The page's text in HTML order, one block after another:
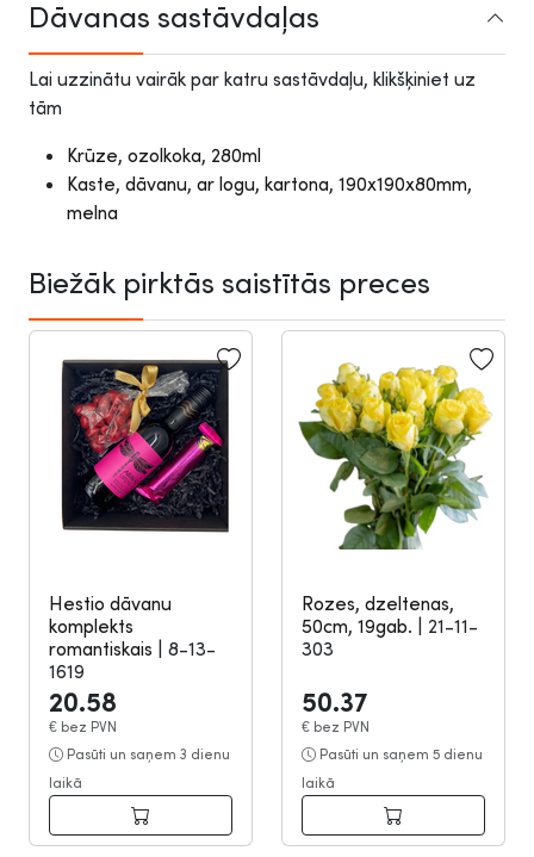
Dāvanas sastāvdaļas
Lai uzzinātu vairāk par katru sastāvdaļu, klikšķiniet uz
tām
Krūze, ozolkoka, 280ml
Kaste, dāvanu, ar logu, kartona, 190x190x80mm,
melna
Biežāk pirktās saistītās preces
Hestio dāvanu
komplekts
romantiskais
8-13-
1619
20.58
€ bez PVN
Pasūti un saņem 3 dienu
laikā
Rozes, dzeltenas,
50cm, 19gab.
21-11-
303
50.37
€ bez PVN
Pasūti un saņem 5 dienu
laikā